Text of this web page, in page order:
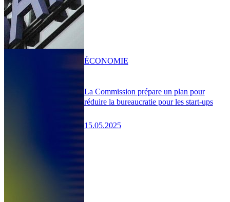
La Commission prépare un plan pour
réduire la bureaucratie pour les start-ups
15.05.2025
ÉCONOMIE